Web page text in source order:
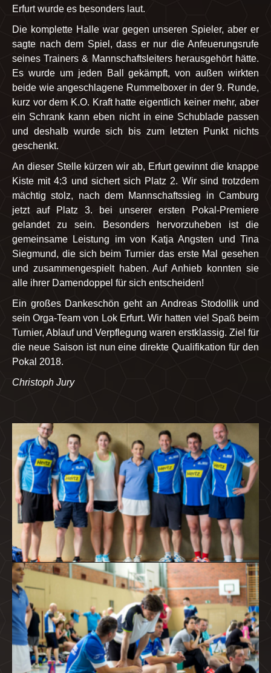
Erfurt wurde es besonders laut.
Die komplette Halle war gegen unseren Spieler, aber er
sagte nach dem Spiel, dass er nur die Anfeuerungsrufe
seines Trainers & Mannschaftsleiters herausgehört hätte.
Es wurde um jeden Ball gekämpft, von außen wirkten
beide wie angeschlagene Rummelboxer in der 9. Runde,
kurz vor dem K.O. Kraft hatte eigentlich keiner mehr, aber
ein Schrank kann eben nicht in eine Schublade passen
und deshalb wurde sich bis zum letzten Punkt nichts
geschenkt.
An dieser Stelle kürzen wir ab, Erfurt gewinnt die knappe
Kiste mit 4:3 und sichert sich Platz 2. Wir sind trotzdem
mächtig stolz, nach dem Mannschaftssieg in Camburg
jetzt auf Platz 3. bei unserer ersten Pokal-Premiere
gelandet zu sein. Besonders hervorzuheben ist die
gemeinsame Leistung im von Katja Angsten und Tina
Siegmund, die sich beim Turnier das erste Mal gesehen
und zusammengespielt haben. Auf Anhieb konnten sie
alle ihrer Damendoppel für sich entscheiden!
Ein großes Dankeschön geht an Andreas Stodollik und
sein Orga-Team von Lok Erfurt. Wir hatten viel Spaß beim
Turnier, Ablauf und Verpflegung waren erstklassig. Ziel für
die neue Saison ist nun eine direkte Qualifikation für den
Pokal 2018.
Christoph Jury